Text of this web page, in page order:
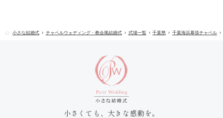
小さな結婚式 チャペルウェディング・教会風結婚式 式場一覧 千葉県 千葉海浜幕張チャペル
小さくても、大きな感動を。